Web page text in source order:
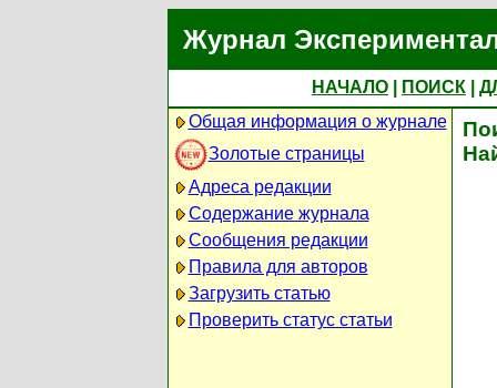
Журнал
НАЧАЛО ПОИСК
Общая информация о журнале
Золотые страницы
Адреса редакции
Содержание журнала
Сообщения редакции
Правила для авторов
Загрузить статью
Проверить статус статьи